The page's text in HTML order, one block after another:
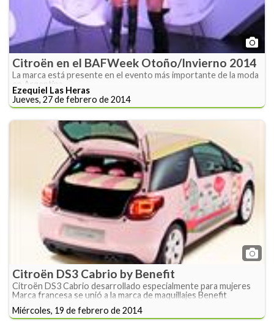
Citroën en el BAFWeek Otoño/Invierno 2014
La marca está presente en el evento más importante de la moda
en Argentina.
Ezequiel Las Heras
Jueves, 27 de febrero de 2014
Citroën DS3 Cabrio by Benefit
Citroën DS3 Cabrio desarrollado especialmente para mujeres
Marca francesa se unió a la marca de maquillajes Benefit
Miércoles, 19 de febrero de 2014